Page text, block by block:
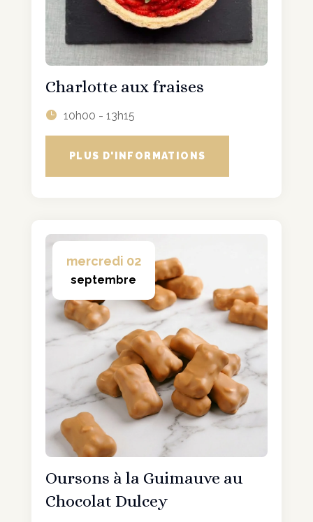
Charlotte aux fraises
10h00 - 13h15
PLUS D'INFORMATIONS
mercredi 02
septembre
Oursons à la Guimauve au
Chocolat Dulcey